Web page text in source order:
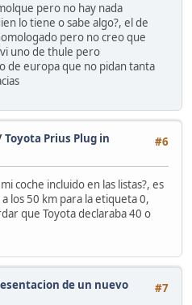
pero no hay nada
lo tiene o sabe algo?, el de
pero no creo que
uno de thule pero
de europa que no pidan tanta
#6
Toyota Prius Plug in
coche incluido en las listas?, es
los 50 km para la etiqueta 0,
que Toyota declaraba 40 o
#7
de un nuevo